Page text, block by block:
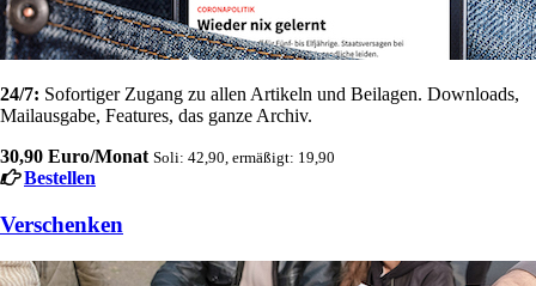
24/7: Sofortiger Zugang zu allen Artikeln und Beilagen. Downloads,
Mailausgabe, Features, das ganze Archiv.
30,90 Euro/Monat Soli: 42,90, ermäßigt: 19,90
Bestellen
Verschenken